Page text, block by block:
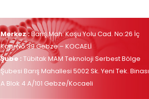
Merkez :Barış Mah. Koşu Yolu Cad. No:26 İç
Kapı No:39 Gebze – KOCAELİ
Şube : Tübitak MAM Teknoloji Serbest Bölge
Şubesi Barış Mahallesi 5002 Sk. Yeni Tek. Binası
A Blok 4 A/101 Gebze/Kocaeli